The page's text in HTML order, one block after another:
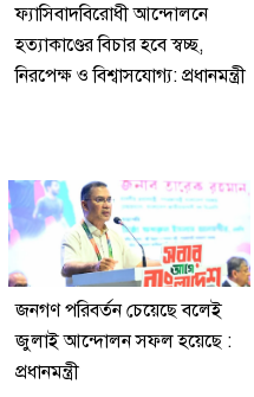
ফ্যাসিবাদবিরোধী আন্দোলনে
হত্যাকাণ্ডের বিচার হবে স্বচ্ছ,
নিরপেক্ষ ও বিশ্বাসযোগ্য: প্রধানমন্ত্রী
জনগণ পরিবর্তন চেয়েছে বলেই
জুলাই আন্দোলন সফল হয়েছে :
প্রধানমন্ত্রী